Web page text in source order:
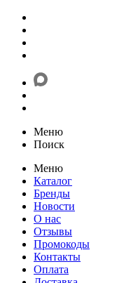
Меню
Поиск
Меню
Каталог
Бренды
Новости
О нас
Отзывы
Промокоды
Контакты
Оплата